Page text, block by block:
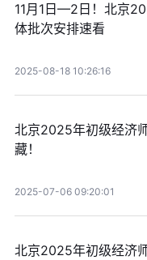
11月1日—2日！北京
体批次安排速看
2025-08-18 10:26:16
北京2025年初级经济
藏！
2025-07-06 09:20:01
北京2025年初级经济